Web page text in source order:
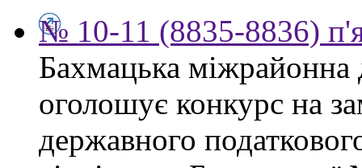
№ 10-11 (8835-8836)
Бахмацька міжрайонна
оголошує конкурс на
державного